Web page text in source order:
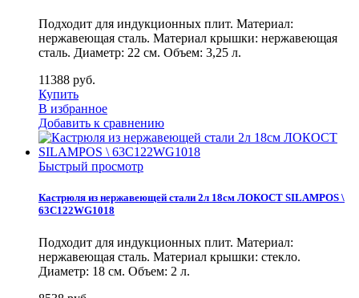
Подходит для индукционных плит. Материал:
нержавеющая сталь. Материал крышки: нержавеющая
сталь. Диаметр: 22 см. Объем: 3,25 л.
11388 руб.
Купить
В избранное
Добавить к сравнению
Быстрый просмотр
Кастрюля из нержавеющей стали 2л 18см ЛОКОСТ SILAMPOS \
63C122WG1018
Подходит для индукционных плит. Материал:
нержавеющая сталь. Материал крышки: стекло.
Диаметр: 18 см. Объем: 2 л.